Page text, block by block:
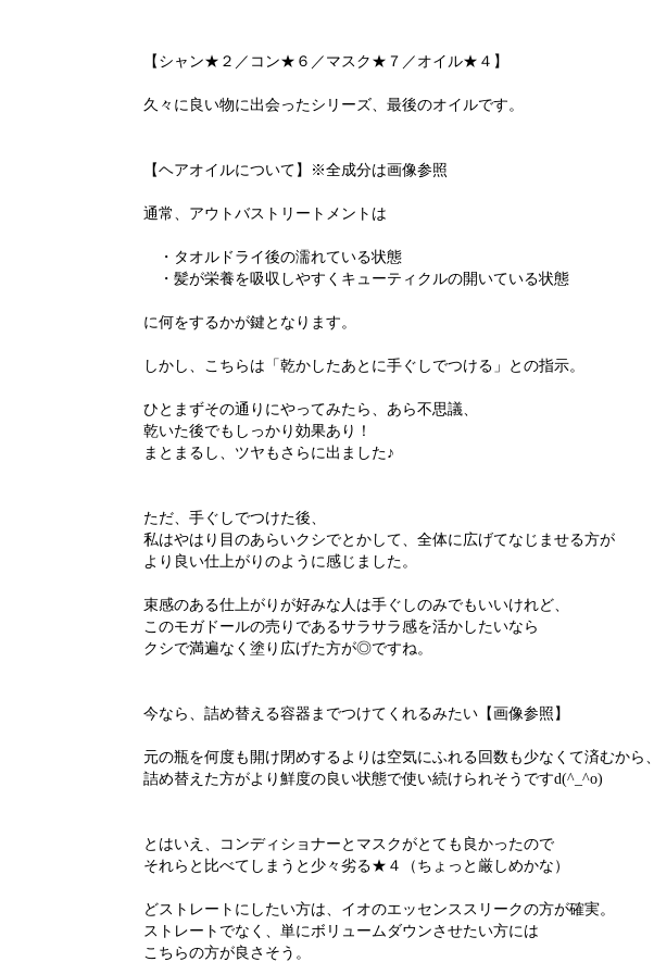
【シャン★２／コン★６／マスク★７／オイル★４】
久々に良い物に出会ったシリーズ、最後のオイルです。
【ヘアオイルについて】※全成分は画像参照
通常、アウトバストリートメントは
・タオルドライ後の濡れている状態
・髪が栄養を吸収しやすくキューティクルの開いている状態
に何をするかが鍵となります。
しかし、こちらは「乾かしたあとに手ぐしでつける」との指示。
ひとまずその通りにやってみたら、あら不思議、
乾いた後でもしっかり効果あり！
まとまるし、ツヤもさらに出ました♪
ただ、手ぐしでつけた後、
私はやはり目のあらいクシでとかして、全体に広げてなじませる方が
より良い仕上がりのように感じました。
束感のある仕上がりが好みな人は手ぐしのみでもいいけれど、
このモガドールの売りであるサラサラ感を活かしたいなら
クシで満遍なく塗り広げた方が◎ですね。
今なら、詰め替える容器までつけてくれるみたい【画像参照】
元の瓶を何度も開け閉めするよりは空気にふれる回数も少なくて済むから、
詰め替えた方がより鮮度の良い状態で使い続けられそうですd(^_^o)
とはいえ、コンディショナーとマスクがとても良かったので
それらと比べてしまうと少々劣る★４（ちょっと厳しめかな）
どストレートにしたい方は、イオのエッセンススリークの方が確実。
ストレートでなく、単にボリュームダウンさせたい方には
こちらの方が良さそう。